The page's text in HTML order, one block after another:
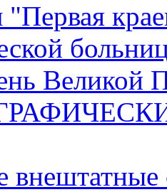
Великой
внештатные